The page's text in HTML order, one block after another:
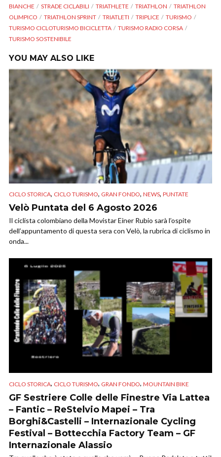
BIANCHE
STRADE CICLABILI TRIATHLETE TRIATHLON
TRIATHLON
OLIMPICO
TRIATHLON SPRINT TRIATLETI TRIPLICE
TURISMO
TURISMO CICLOTURISMO BICICLETTA
TURISMO RADIO CORSA
TURISMO SOSTENIBILE
YOU MAY ALSO LIKE
CICLO STORICA, CICLO TURISMO, GRAN FONDO, NEWS, PUNTATE
Velò Puntata del 6 Agosto 2026
Il ciclista colombiano della Movistar Einer Rubio sarà l’ospite
dell’appuntamento di questa sera con Velò, la rubrica di ciclismo in
onda...
CICLO STORICA, CICLO TURISMO, GRAN FONDO, MOUNTAIN BIKE
GF Sestriere Colle delle Finestre Via Lattea
– Fantic – ReStelvio Mapei – Tra
Borghi&Castelli – Internazionale Cycling
Festival – Bottecchia Factory Team – GF
Internazionale Alassio